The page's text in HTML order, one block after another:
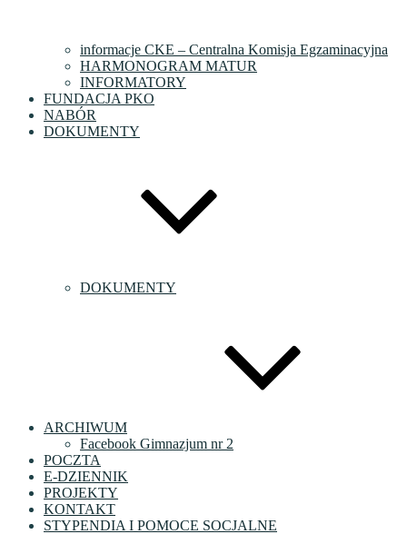
informacje CKE – Centralna Komisja Egzaminacyjna
HARMONOGRAM MATUR
INFORMATORY
FUNDACJA PKO
NABÓR
DOKUMENTY
DOKUMENTY
ARCHIWUM
Facebook Gimnazjum nr 2
POCZTA
E-DZIENNIK
PROJEKTY
KONTAKT
STYPENDIA I POMOCE SOCJALNE